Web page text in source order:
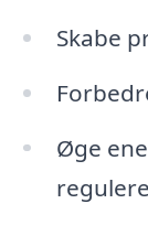
Skabe
Øge